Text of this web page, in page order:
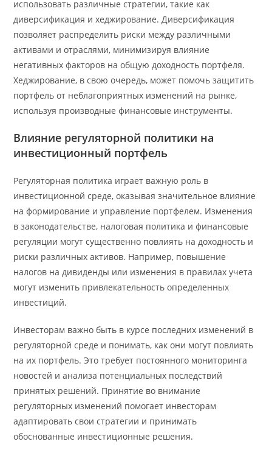
использовать различные стратегии, такие как
диверсификация и хеджирование. Диверсификация
позволяет распределить риски между различными
активами и отраслями, минимизируя влияние
негативных факторов на общую доходность портфеля.
Хеджирование, в свою очередь, может помочь защитить
портфель от неблагоприятных изменений на рынке,
используя производные финансовые инструменты.
Влияние регуляторной политики на
инвестиционный портфель
Регуляторная политика играет важную роль в
инвестиционной среде, оказывая значительное влияние
на формирование и управление портфелем. Изменения
в законодательстве, налоговая политика и финансовые
регуляции могут существенно повлиять на доходность и
риски различных активов. Например, повышение
налогов на дивиденды или изменения в правилах учета
могут изменить привлекательность определенных
инвестиций.
Инвесторам важно быть в курсе последних изменений в
регуляторной среде и понимать, как они могут повлиять
на их портфель. Это требует постоянного мониторинга
новостей и анализа потенциальных последствий
принятых решений. Принятие во внимание
регуляторных изменений помогает инвесторам
адаптировать свои стратегии и принимать
обоснованные инвестиционные решения.